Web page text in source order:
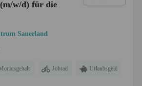
w/d) für die
Sauerland
Jobrad Urlaubsgeld